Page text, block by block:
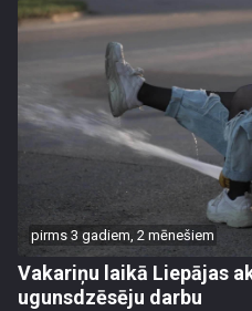
pirms 3 gadiem, 2 mēnešiem
Vakariņu laikā Liepājas
ugunsdzēsēju darbu